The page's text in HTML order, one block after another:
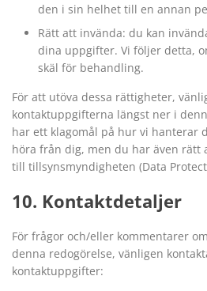
den i sin helhet till en annan
Rätt att invända: du kan
dina uppgifter. Vi följer detta,
skäl för behandling.
För att utöva dessa rättigheter,
kontaktuppgifterna längst ner i
har ett klagomål på hur vi hanterar
höra från dig, men du har även rätt
till tillsynsmyndigheten (Data
10. Kontaktdetaljer
För frågor och/eller kommentarer
denna redogörelse, vänligen
kontaktuppgifter: